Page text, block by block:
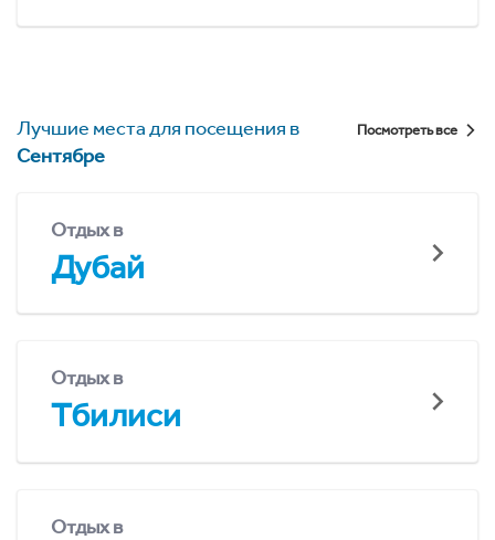
Лучшие места для посещения в
Сентябре
Посмотреть все
Отдых в
Дубай
Отдых в
Тбилиси
Отдых в